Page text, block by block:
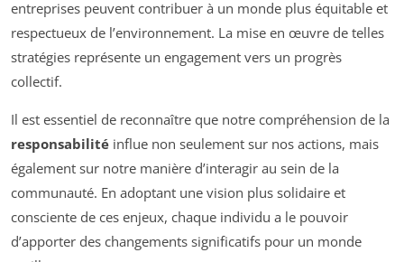
entreprises peuvent contribuer à un monde plus équitable et
respectueux de l’environnement. La mise en œuvre de telles
stratégies représente un engagement vers un progrès
collectif.
Il est essentiel de reconnaître que notre compréhension de la
responsabilité influe non seulement sur nos actions, mais
également sur notre manière d’interagir au sein de la
communauté. En adoptant une vision plus solidaire et
consciente de ces enjeux, chaque individu a le pouvoir
d’apporter des changements significatifs pour un monde